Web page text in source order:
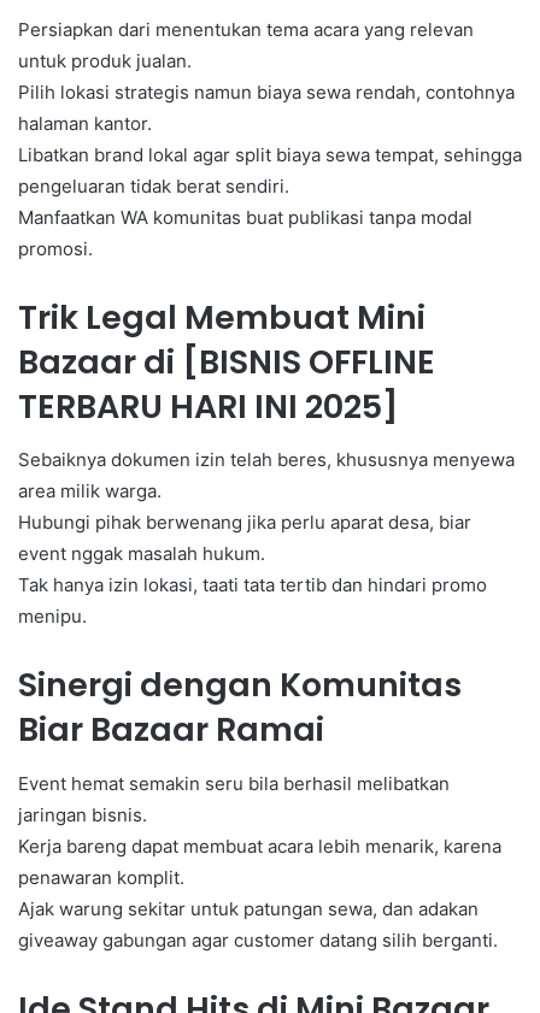
Persiapkan dari menentukan tema acara yang relevan
untuk produk jualan.
Pilih lokasi strategis namun biaya sewa rendah, contohnya
halaman kantor.
Libatkan brand lokal agar split biaya sewa tempat, sehingga
pengeluaran tidak berat sendiri.
Manfaatkan WA komunitas buat publikasi tanpa modal
promosi.
Trik Legal Membuat Mini
Bazaar di [BISNIS OFFLINE
TERBARU HARI INI 2025]
Sebaiknya dokumen izin telah beres, khususnya menyewa
area milik warga.
Hubungi pihak berwenang jika perlu aparat desa, biar
event nggak masalah hukum.
Tak hanya izin lokasi, taati tata tertib dan hindari promo
menipu.
Sinergi dengan Komunitas
Biar Bazaar Ramai
Event hemat semakin seru bila berhasil melibatkan
jaringan bisnis.
Kerja bareng dapat membuat acara lebih menarik, karena
penawaran komplit.
Ajak warung sekitar untuk patungan sewa, dan adakan
giveaway gabungan agar customer datang silih berganti.